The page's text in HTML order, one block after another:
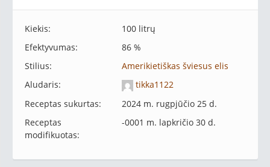
Kiekis:
100 litrų
Efektyvumas:
86 %
Stilius:
Amerikietiškas šviesus elis
Aludaris:
tikka1122
Receptas sukurtas:
2024 m. rugpjūčio 25 d.
Receptas
modifikuotas:
-0001 m. lapkričio 30 d.